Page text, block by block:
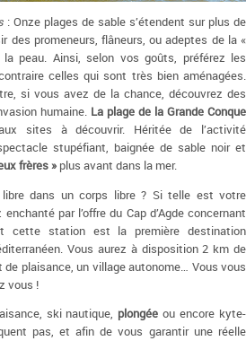
: Onze plages de sable s’étendent sur plus de
des promeneurs, flâneurs, ou adeptes de la «
la peau. Ainsi, selon vos goûts, préférez les
celles qui sont très bien aménagées.
si vous avez de la chance, découvrez des
humaine. La plage de la Grande Conque
sites à découvrir. Héritée de l’activité
stupéfiant, baignée de sable noir et
frères » plus avant dans la mer.
dans un corps libre ? Si telle est votre
par l’offre du Cap d’Agde concernant
cette station est la première destination
Vous aurez à disposition 2 km de
de plaisance, un village autonome… Vous vous
vous !
ski nautique, plongée ou encore kyte-
pas, et afin de vous garantir une réelle